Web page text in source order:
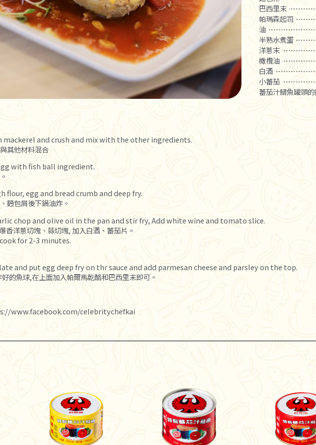
巴西里末
帕瑪森起司
油
半熟水煮蛋
洋蔥末
橄欖油
白酒
小蕃茄
蕃茄汁鯖魚罐頭
mackerel and crush and mix with the other ingredients.
其他材料混合
with fish ball ingredient.
flour, egg and bread crumb and deep fry.
麪包屑後下鍋油炸。
chop and olive oil in the pan and stir fry, Add white wine and tomato slice.
香洋蔥切塊、蒜切塊, 加入白酒、蕃茄片。
for 2-3 minutes.
and put egg deep fry on thr sauce and add parmesan cheese and parsley on the top.
的魚球,在上面加入帕爾馬乾酪和巴西里末即可。
www.facebook.com/celebritychefkai